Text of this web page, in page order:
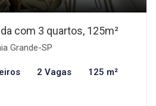
com 3 quartos, 125m²
Grande-SP
2 Vagas 125 m²